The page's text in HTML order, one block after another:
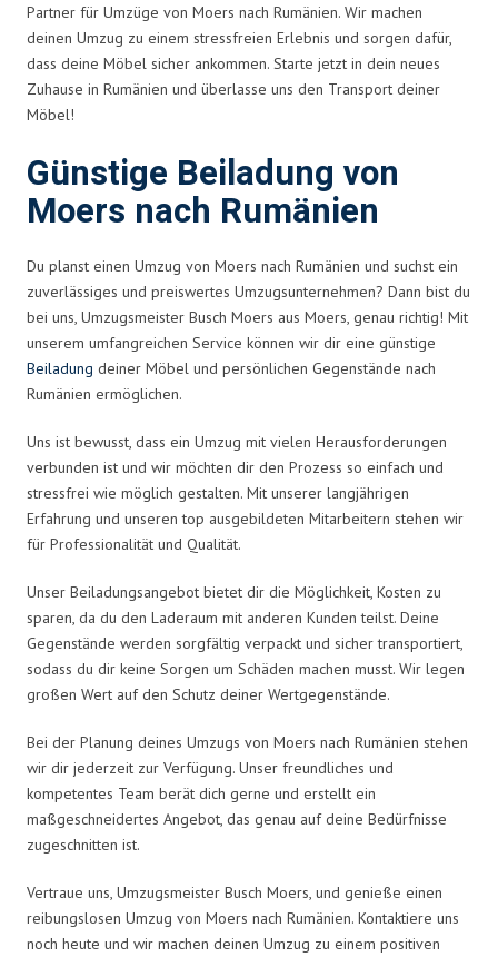
Partner für Umzüge von Moers nach Rumänien. Wir machen
deinen Umzug zu einem stressfreien Erlebnis und sorgen dafür,
dass deine Möbel sicher ankommen. Starte jetzt in dein neues
Zuhause in Rumänien und überlasse uns den Transport deiner
Möbel!
Günstige Beiladung von
Moers nach Rumänien
Du planst einen Umzug von Moers nach Rumänien und suchst ein
zuverlässiges und preiswertes Umzugsunternehmen? Dann bist du
bei uns, Umzugsmeister Busch Moers aus Moers, genau richtig! Mit
unserem umfangreichen Service können wir dir eine günstige
Beiladung deiner Möbel und persönlichen Gegenstände nach
Rumänien ermöglichen.
Uns ist bewusst, dass ein Umzug mit vielen Herausforderungen
verbunden ist und wir möchten dir den Prozess so einfach und
stressfrei wie möglich gestalten. Mit unserer langjährigen
Erfahrung und unseren top ausgebildeten Mitarbeitern stehen wir
für Professionalität und Qualität.
Unser Beiladungsangebot bietet dir die Möglichkeit, Kosten zu
sparen, da du den Laderaum mit anderen Kunden teilst. Deine
Gegenstände werden sorgfältig verpackt und sicher transportiert,
sodass du dir keine Sorgen um Schäden machen musst. Wir legen
großen Wert auf den Schutz deiner Wertgegenstände.
Bei der Planung deines Umzugs von Moers nach Rumänien stehen
wir dir jederzeit zur Verfügung. Unser freundliches und
kompetentes Team berät dich gerne und erstellt ein
maßgeschneidertes Angebot, das genau auf deine Bedürfnisse
zugeschnitten ist.
Vertraue uns, Umzugsmeister Busch Moers, und genieße einen
reibungslosen Umzug von Moers nach Rumänien. Kontaktiere uns
noch heute und wir machen deinen Umzug zu einem positiven